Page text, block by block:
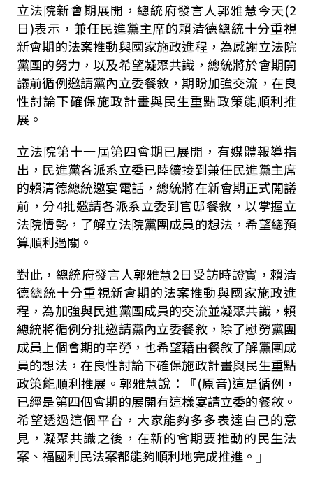
立法院新會期展開，總統府發言人郭雅慧今天(2
日)表示，兼任民進黨主席的賴清德總統十分重視
新會期的法案推動與國家施政進程，為感謝立法院
黨團的努力，以及希望凝聚共識，總統將於會期開
議前循例邀請黨內立委餐敘，期盼加強交流，在良
性討論下確保施政計畫與民生重點政策能順利推
展。
立法院第十一屆第四會期已展開，有媒體報導指
出，民進黨各派系立委已陸續接到兼任民進黨主席
的賴清德總統邀宴電話，總統將在新會期正式開議
前，分4批邀請各派系立委到官邸餐敘，以掌握立
法院情勢，了解立法院黨團成員的想法，希望總預
算順利過關。
對此，總統府發言人郭雅慧2日受訪時證實，賴清
德總統十分重視新會期的法案推動與國家施政進
程，為加強與民進黨團成員的交流並凝聚共識，賴
總統將循例分批邀請黨內立委餐敘，除了慰勞黨團
成員上個會期的辛勞，也希望藉由餐敘了解黨團成
員的想法，在良性討論下確保施政計畫與民生重點
政策能順利推展。郭雅慧說：『(原音)這是循例，
已經是第四個會期的展開有這樣宴請立委的餐敘。
希望透過這個平台，大家能夠多多表達自己的意
見，凝聚共識之後，在新的會期要推動的民生法
案、福國利民法案都能夠順利地完成推進。』